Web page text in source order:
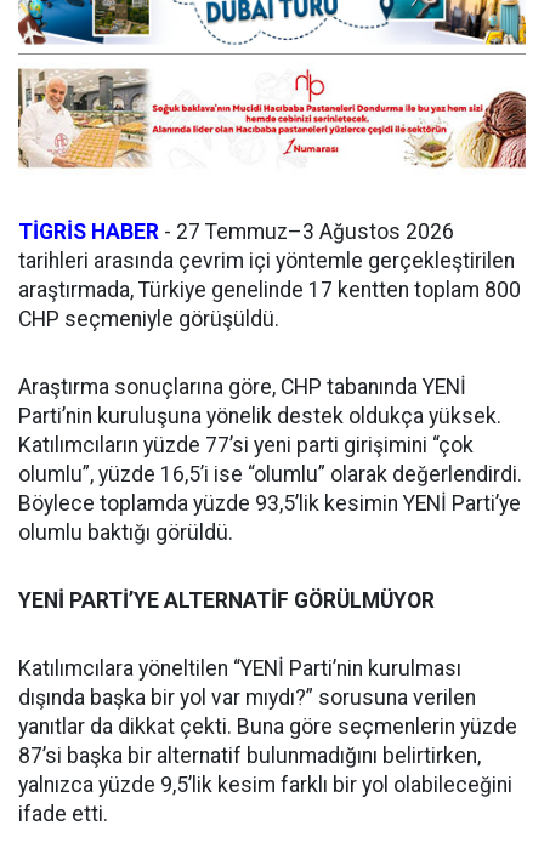
TİGRİS HABER - 27 Temmuz–3 Ağustos 2026
tarihleri arasında çevrim içi yöntemle gerçekleştirilen
araştırmada, Türkiye genelinde 17 kentten toplam 800
CHP seçmeniyle görüşüldü.
Araştırma sonuçlarına göre, CHP tabanında YENİ
Parti’nin kuruluşuna yönelik destek oldukça yüksek.
Katılımcıların yüzde 77’si yeni parti girişimini “çok
olumlu”, yüzde 16,5’i ise “olumlu” olarak değerlendirdi.
Böylece toplamda yüzde 93,5’lik kesimin YENİ Parti’ye
olumlu baktığı görüldü.
YENİ PARTİ’YE ALTERNATİF GÖRÜLMÜYOR
Katılımcılara yöneltilen “YENİ Parti’nin kurulması
dışında başka bir yol var mıydı?” sorusuna verilen
yanıtlar da dikkat çekti. Buna göre seçmenlerin yüzde
87’si başka bir alternatif bulunmadığını belirtirken,
yalnızca yüzde 9,5’lik kesim farklı bir yol olabileceğini
ifade etti.